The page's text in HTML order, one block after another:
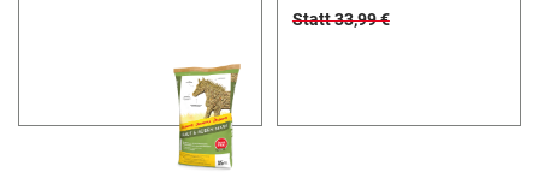
Statt 33,99 €